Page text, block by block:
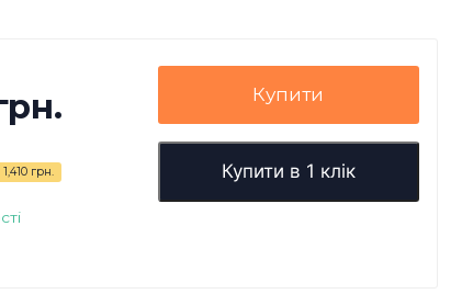
1,410 грн.
Купити
Купити в 1 клік